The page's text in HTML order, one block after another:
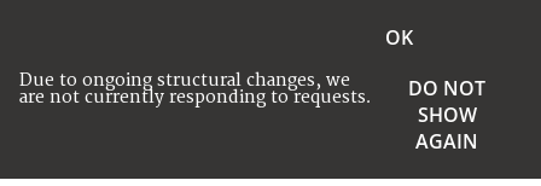
Due to ongoing structural changes, we
are not currently responding to requests.
OK
DO NOT
SHOW
AGAIN